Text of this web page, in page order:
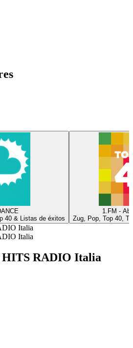
40 & Listas de éxitos
1.FM -
Zug, Pop, Top 40,
Italia
Italia
HITS RADIO Italia